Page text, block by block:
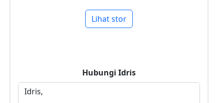
Lihat stor
Hubungi Idris